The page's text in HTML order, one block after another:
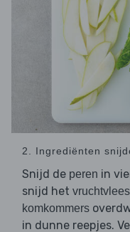
2. Ingrediënten
Snijd de peren in
snijd het vruchtvlees
komkommers
in dunne reepjes.